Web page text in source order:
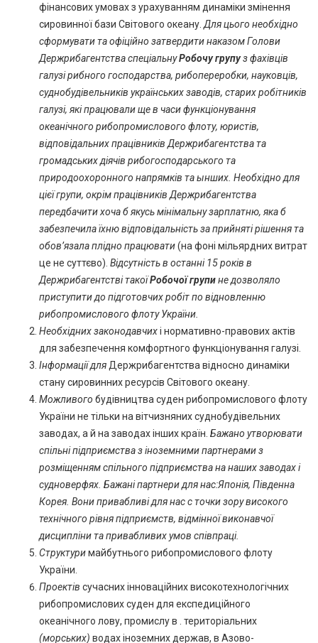
фінансових умовах з урахуванням динаміки змінення
сировинної бази Світового океану. Для цього необхідно
сформувати та офіційно затвердити наказом Голови
Держрибагентства спеціальнуРобочу групуз фахівців
галузі рибного господарства, рибопереробки, науковців,
суднобудівельників українських заводів, старих робітників
галузі, які працювали ще в часи функціонування
океанічного рибопромислового флоту, юристів,
відповідальних працівників Держрибагентства та
громадських діячів рибогосподарського та
природоохоронного напрямків та ынших. Необхідно для
цієї групи, окрім працівників Держрибагентства
передбачити хоча б якусь мінімальну зарплатню, яка б
забезпечила їхню відповідальність за прийняті рішення та
обов’язала плідно працювати(на фоні мільярдних витрат
це не суттєво). Відсутність в останні 15 років в
Держрибагентстві такоїРобочої групине дозволяло
приступити до підготовчих робіт по відновленню
рибопромислового флоту України.
Необхідних законодавчихі нормативно-правових актів
для забезпечення комфортного функціонування галузі.
Інформації для Держрибагентства відносно динаміки
стану сировинних ресурсів Світового океану.
Можливого будівництва суден рибопромислового флоту
України не тільки на вітчизняних суднобудівельних
заводах, а й на заводах інших країн. Бажано утворювати
спільні підприємства з іноземними партнерами з
розміщенням спільного підприємства на наших заводах і
судноверфях. Бажані партнери для нас:Японія, Південна
Корея. Вони привабливі для нас с точки зору високого
технічного рівня підприємств, відмінної виконавчої
дисципліни та привабливих умов співпраці.
Структуримайбутнього рибопромислового флоту
України.
Проектів сучасних інноваційних високотехнологічних
рибопромислових суден для експедиційного
океанічного лову, промислу в . територіальних
(морських) водах іноземних держав, в Азово-